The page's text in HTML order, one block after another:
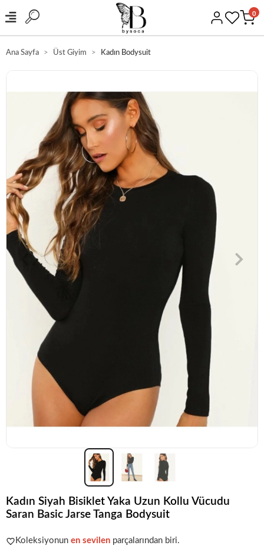
0
Ana Sayfa Üst Giyim Kadın Bodysuit
Kadın Siyah Bisiklet Yaka Uzun Kollu Vücudu
Saran Basic Jarse Tanga Bodysuit
Acele et!Stoklar hızla azalıyor!
Koleksiyonun en sevilen parçalarından biri.